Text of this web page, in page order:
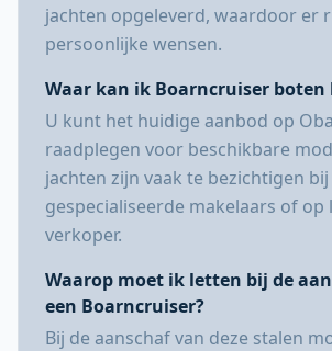
jachten opgeleverd, waardoor er
persoonlijke wensen.
Waar kan ik Boarncruiser boten
U kunt het huidige aanbod op
raadplegen voor beschikbare
jachten zijn vaak te bezichtigen bij
gespecialiseerde makelaars of op
verkoper.
Waarop moet ik letten bij de
een Boarncruiser?
Bij de aanschaf van deze stalen